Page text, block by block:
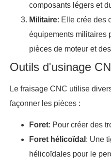
composants légers et
Militaire: Elle crée des
équipements militaires
pièces de moteur et
Outils d'usinage
Le fraisage CNC utilise
façonner les pièces :
Foret: Pour créer des
Foret hélicoïdal : Une
hélicoïdales pour le